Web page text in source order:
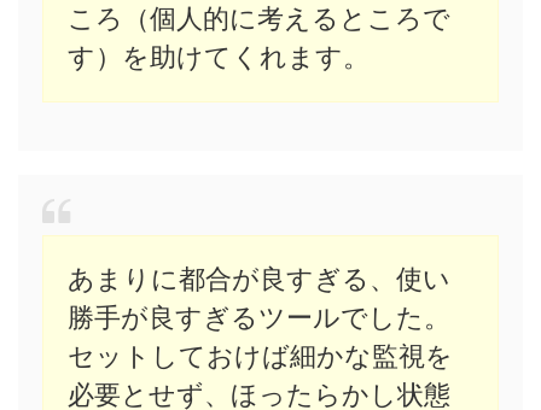
ころ（個人的に考えるところで
す）を助けてくれます。
あまりに都合が良すぎる、使い
勝手が良すぎるツールでした。
セットしておけば細かな監視を
必要とせず、ほったらかし状態